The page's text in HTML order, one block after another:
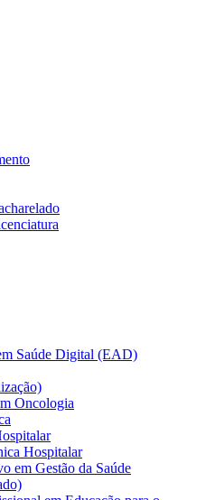
Saúde Digital (EAD)
Oncologia
Hospitalar
em Gestão da Saúde